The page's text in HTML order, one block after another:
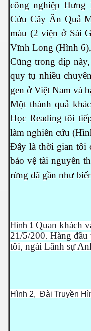
công nghiệp
Cứu Cây Ăn Quả
màu (2 viện ở Sài
Vĩnh Long (Hình
Cũng trong dịp
quy tụ nhiều
gen ở Việt Nam và
Một thành quả
Học Reading tôi
làm nghiên cứu
Đấy là thời gian tôi
bảo vệ tài nguyên
rừng đã gần như
Hình 1 Quan khách
21/5/200. Hàng
tôi, ngài Lãnh sự
Hình 2, Đài Truyền
và ĐBCL